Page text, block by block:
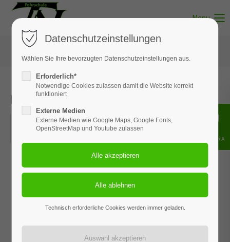
Menu
Erste-Hilfe-Kurs | 11. März 2023
11.03.2023, 09:00–16:30
Datenschutzeinstellungen
Wählen Sie Ihre bevorzugten Datenschutzeinstellungen aus.
Erforderlich*
Notwendige Cookies zulassen damit die Website korrekt
funktioniert
Externe Medien
Externe Medien wie Google Maps, Google Fonts,
OpenStreetMap und Youtube zulassen
Technisch erforderliche Cookies werden immer geladen.
Shift+Alt+A